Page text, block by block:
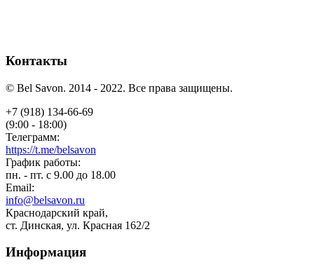
Контакты
© Bel Savon. 2014 - 2022. Все права защищены.
+7 (918) 134-66-69
(9:00 - 18:00)
Телеграмм:
https://t.me/belsavon
График работы:
пн. - пт. с 9.00 до 18.00
Email:
info@belsavon.ru
Краснодарский край,
ст. Динская, ул. Красная 162/2
Информация